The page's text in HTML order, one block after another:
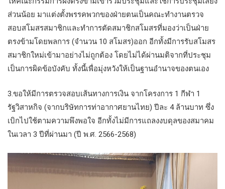
ส่วนน้อย มาแต่งตั้งพรรคพวกของฝ่ายตนเป็นคณะทำงานตรวจ
สอบสโมสรสมาชิกและทำการตัดสมาชิกสโมสรที่มองว่าเป็นฝ่าย
ตรงข้ามโดยพลการ (จำนวน 10 สโมสร)ออก อีกทั้งมีการรับสโมสร
สมาชิกใหม่เข้ามาอย่างไม่ถูกต้อง โดยไม่ได้ผ่านมติจากที่ประชุม
เป็นการผิดข้อบังคับ ทั้งนี้เพื่อมุ่งหวังให้เป็นฐานอำนาจของตนเอง
3.ขอให้มีการตรวจสอบเส้นทางการเงิน จากโครงการ 1 กีฬา 1
รัฐวิสาหกิจ (จากบริษัทการท่าอากาศยานไทย) ปีละ 4 ล้านบาท ซึ่ง
เบิกไปใช้ตามความพึงพอใจ อีกทั้งไม่มีการแถลงงบดุลของสมาคม
ในเวลา 3 ปีที่ผ่านมา (ปี พ.ศ. 2566-2568)